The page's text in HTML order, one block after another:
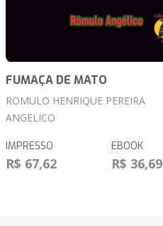
FUMAÇA DE MATO
ROMULO HENRIQUE PEREIRA
ANGELICO
IMPRESSO
R$ 67,62
EBOOK
R$ 36,69